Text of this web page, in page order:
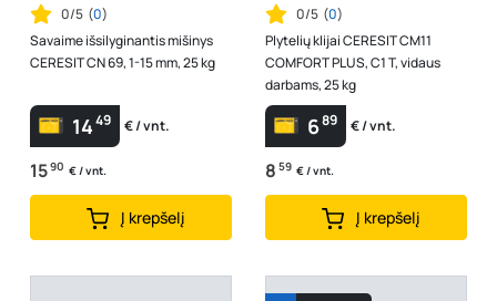
0/5 (0)
Savaime išsilyginantis mišinys
CERESIT CN 69, 1-15 mm, 25 kg
1449 € / vnt.
1590 € / vnt.
Į krepšelį
0/5 (0)
Plytelių klijai CERESIT CM11
COMFORT PLUS, C1 T, vidaus
darbams, 25 kg
689 € / vnt.
8 59 € / vnt.
Į krepšelį